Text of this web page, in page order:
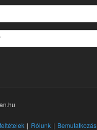
Rólunk Bemutatkozás